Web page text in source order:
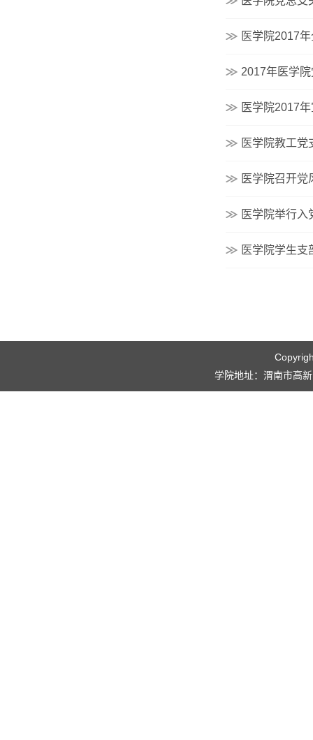
医学院2017
2017年医学
医学院2017
医学院教工党
医学院召开党
医学院举行入
医学院学生支
学院地址：渭南市高